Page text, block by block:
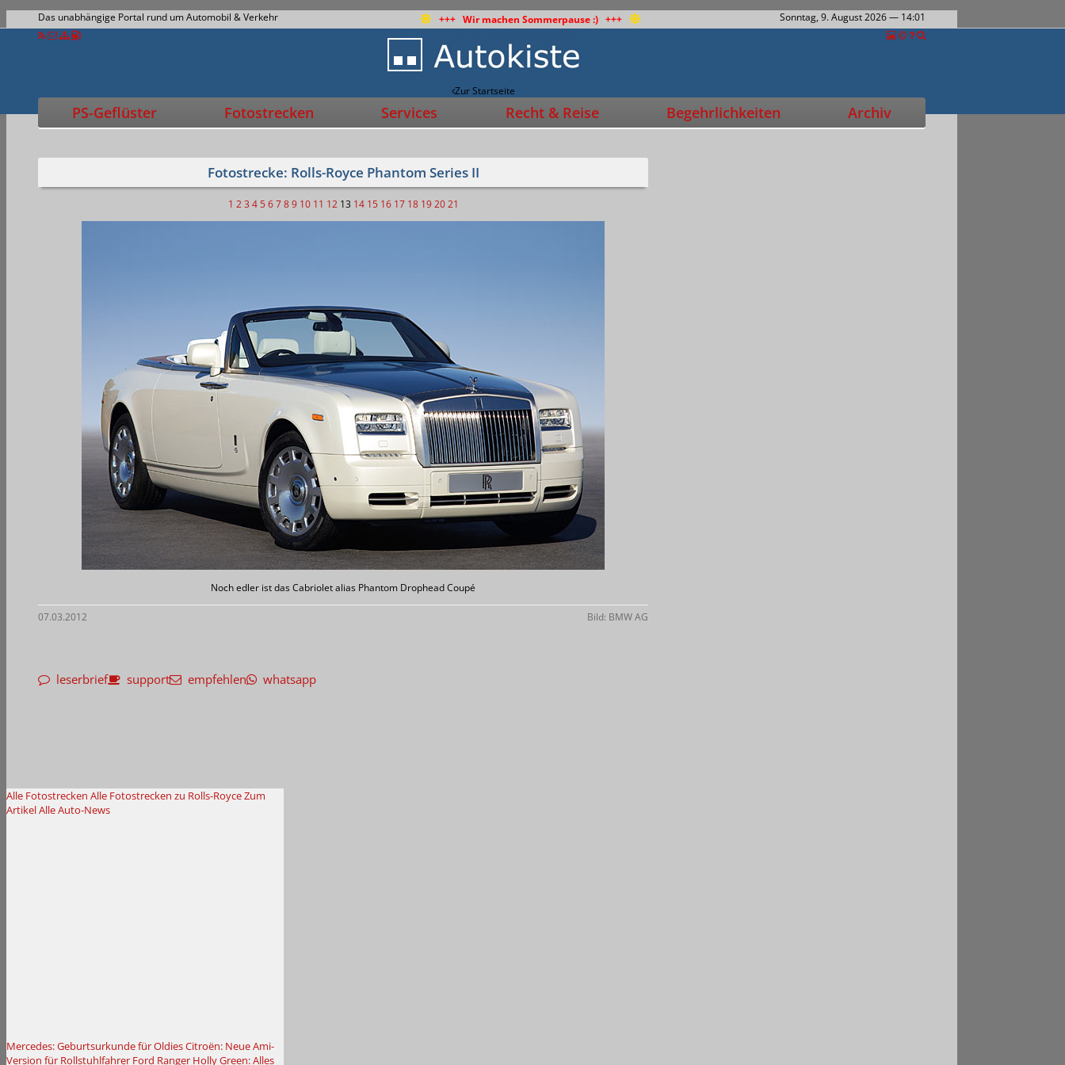
Das unabhängige Portal rund um Automobil & Verkehr +++ Wir machen Sommerpause :) +++ Sonntag, 9. August 2026— 14:01
Zur Startseite
PS-Geflüster Fotostrecken Services Recht & Reise Begehrlichkeiten Archiv
Fotostrecke: Rolls-Royce Phantom Series II
1 2 3 4 5 6 7 8 9 10 11 12 13 14 15 16 17 18 19 20 21
Noch edler ist das Cabriolet alias Phantom Drophead Coupé
07.03.2012 Bild: BMW AG
leserbrief support empfehlen whatsapp
Alle Fotostrecken Alle Fotostrecken zu Rolls-RoyceZum
ArtikelAlle Auto-News
Mercedes: Geburtsurkunde für OldiesCitroën: Neue Ami-
Version für Rollstuhlfahrer Ford Ranger Holly Green: Alles